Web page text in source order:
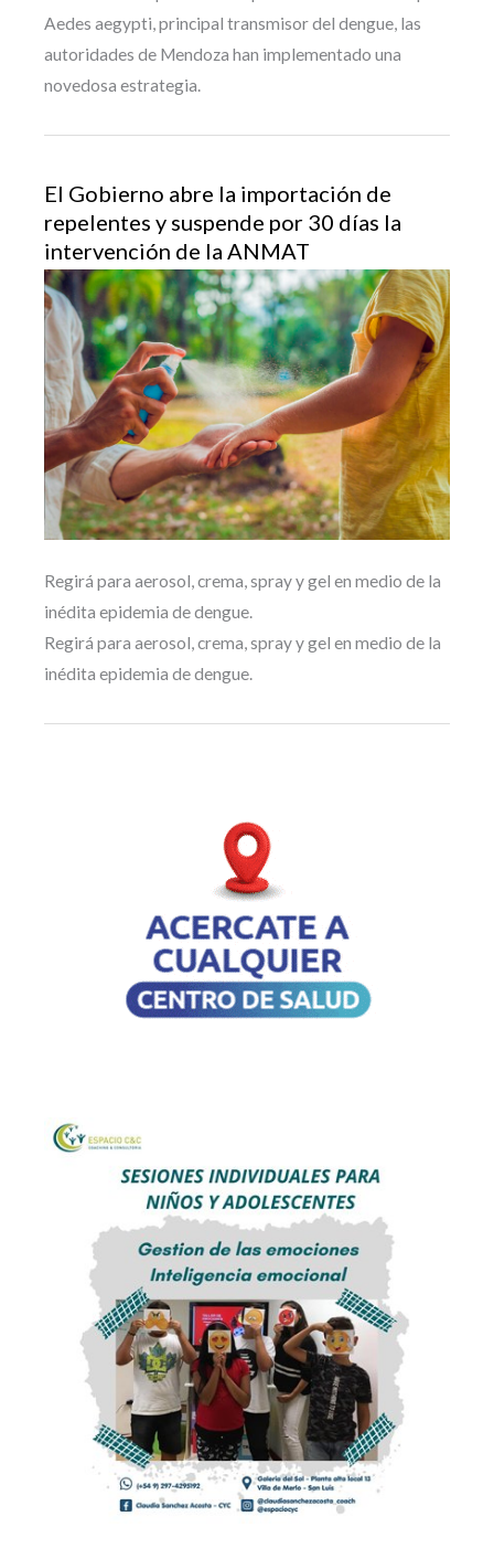
Aedes aegypti, principal transmisor del dengue, las
autoridades de Mendoza han implementado una
novedosa estrategia.
El Gobierno abre la importación de
repelentes y suspende por 30 días la
intervención de la ANMAT
Regirá para aerosol, crema, spray y gel en medio de la
inédita epidemia de dengue.
Regirá para aerosol, crema, spray y gel en medio de la
inédita epidemia de dengue.